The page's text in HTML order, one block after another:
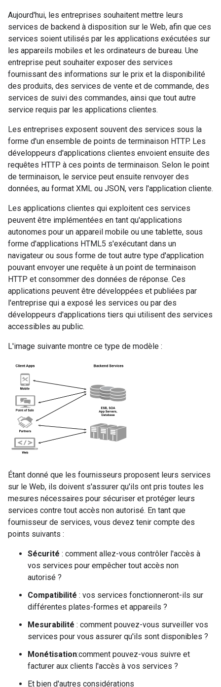
Aujourd'hui, les entreprises souhaitent mettre leurs
services de backend à disposition sur le Web, afin que ces
services soient utilisés par les applications exécutées sur
les appareils mobiles et les ordinateurs de bureau. Une
entreprise peut souhaiter exposer des services
fournissant des informations sur le prix et la disponibilité
des produits, des services de vente et de commande, des
services de suivi des commandes, ainsi que tout autre
service requis par les applications clientes.
Les entreprises exposent souvent des services sous la
forme d'un ensemble de points de terminaison HTTP. Les
développeurs d'applications clientes envoient ensuite des
requêtes HTTP à ces points de terminaison. Selon le point
de terminaison, le service peut ensuite renvoyer des
données, au format XML ou JSON, vers l'application cliente.
Les applications clientes qui exploitent ces services
peuvent être implémentées en tant qu'applications
autonomes pour un appareil mobile ou une tablette, sous
forme d'applications HTML5 s'exécutant dans un
navigateur ou sous forme de tout autre type d'application
pouvant envoyer une requête à un point de terminaison
HTTP et consommer des données de réponse. Ces
applications peuvent être développées et publiées par
l'entreprise qui a exposé les services ou par des
développeurs d'applications tiers qui utilisent des services
accessibles au public.
L'image suivante montre ce type de modèle :
Étant donné que les fournisseurs proposent leurs services
sur le Web, ils doivent s'assurer qu'ils ont pris toutes les
mesures nécessaires pour sécuriser et protéger leurs
services contre tout accès non autorisé. En tant que
fournisseur de services, vous devez tenir compte des
points suivants :
Sécurité : comment allez-vous contrôler l'accès à
vos services pour empêcher tout accès non
autorisé ?
Compatibilité : vos services fonctionneront-ils sur
différentes plates-formes et appareils ?
Mesurabilité : comment pouvez-vous surveiller vos
services pour vous assurer qu'ils sont disponibles ?
Monétisation:comment pouvez-vous suivre et
facturer aux clients l'accès à vos services ?
Et bien d'autres considérations